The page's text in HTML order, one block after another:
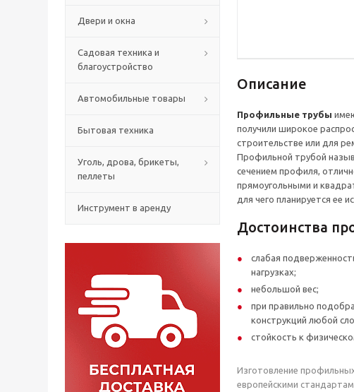
Двери и окна
Садовая техника и
благоустройство
Автомобильные товары
Бытовая техника
Уголь, дрова, брикеты,
пеллеты
Инструмент в аренду
Описание
Профильные трубы
получили широкое
строительстве или для
Профильной трубой
сечением профиля,
прямоугольными и
для чего планируется ее
Достоинства
слабая
нагрузках;
небольшой вес;
при правильно
конструкций любой
стойкость к
Изготовление
европейскими